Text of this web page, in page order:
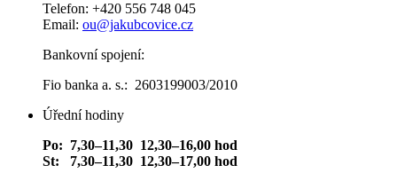
Telefon: +420 556 748 045
Email: ou@jakubcovice.cz
Bankovní spojení:
Fio banka a. s.: 2603199003/2010
Úřední hodiny
Po: 7,30–11,30 12,30–16,00 hod
St: 7,30–11,30 12,30–17,00 hod